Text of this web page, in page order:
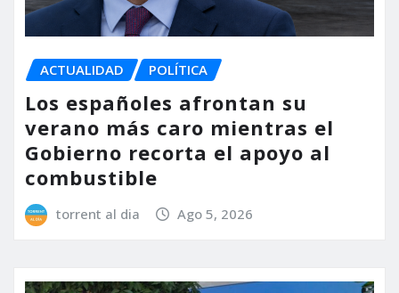
ACTUALIDAD POLÍTICA
Los españoles afrontan su
verano más caro mientras el
Gobierno recorta el apoyo al
combustible
torrent al dia Ago 5, 2026